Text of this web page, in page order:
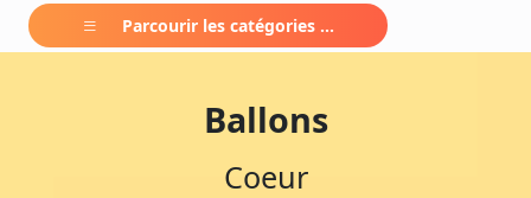
Parcourir les catégories ...
Ballons
Coeur